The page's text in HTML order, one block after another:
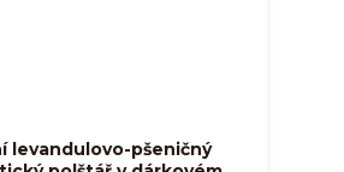
levandulovo-pšeničný